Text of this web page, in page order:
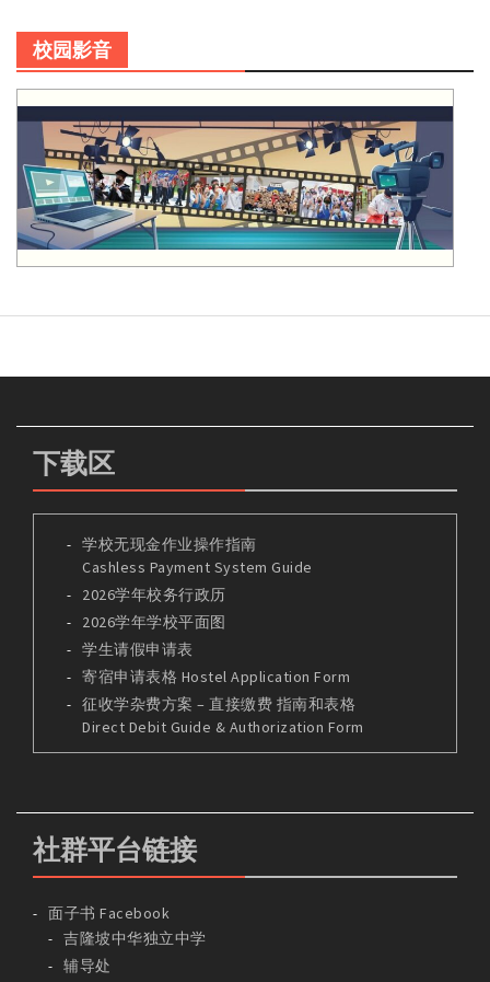
校园影音
下载区
学校无现金作业操作指南
Cashless Payment System Guide
2026学年校务行政历
2026学年学校平面图
学生请假申请表
寄宿申请表格 Hostel Application Form
征收学杂费方案 – 直接缴费 指南和表格
Direct Debit Guide & Authorization Form
社群平台链接
面子书 Facebook
吉隆坡中华独立中学
辅导处